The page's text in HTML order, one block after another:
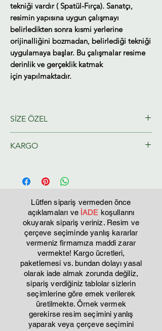
tekniği vardır ( Spatül-Fırça). Sanatçı,
resimin yapısına uygun çalışmayı
belirledikten sonra kısmi yerlerine
orijinalliğini bozmadan, belirlediği tekniği
uygulamaya başlar. Bu çalışmalar resime
derinlik ve gerçeklik katmak
için yapılmaktadır.
SİZE ÖZEL
Ressamlarımız tarafından size özel
KARGO
Lütfen sipariş vermeden önce
açıklamaları ve İADE koşullarını
okuyarak sipariş veriniz. Resim ve
çerçeve seçiminde yanlış kararlar
vermeniz firmamıza maddi zarar
vermekte! Kargo ücretleri,
paketlemesi vs. bundan dolayı yasal
olarak iade almak zorunda değiliz,
sipariş verdiğiniz tablolar sizlerin
seçimlerine göre emek verilerek
üretilmekte. Örnek vermek
gerekirse resim seçimini yanlış
yaparak veya çerçeve seçimini